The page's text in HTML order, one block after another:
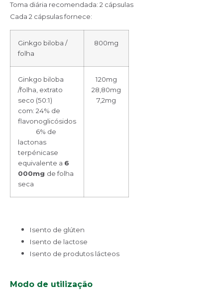
Toma diária recomendada: 2 cápsulas
Cada 2 cápsulas fornece:
Ginkgo biloba /
folha
800mg
Ginkgo biloba
/folha, extrato
seco (50:1)
com: 24% de
flavonoglicósidos
6% de
lactonas
terpénicase
equivalente a 6
000mg de folha
seca
120mg
28,80mg
7,2mg
Isento de glúten
Isento de lactose
Isento de produtos lácteos
Modo de utilização